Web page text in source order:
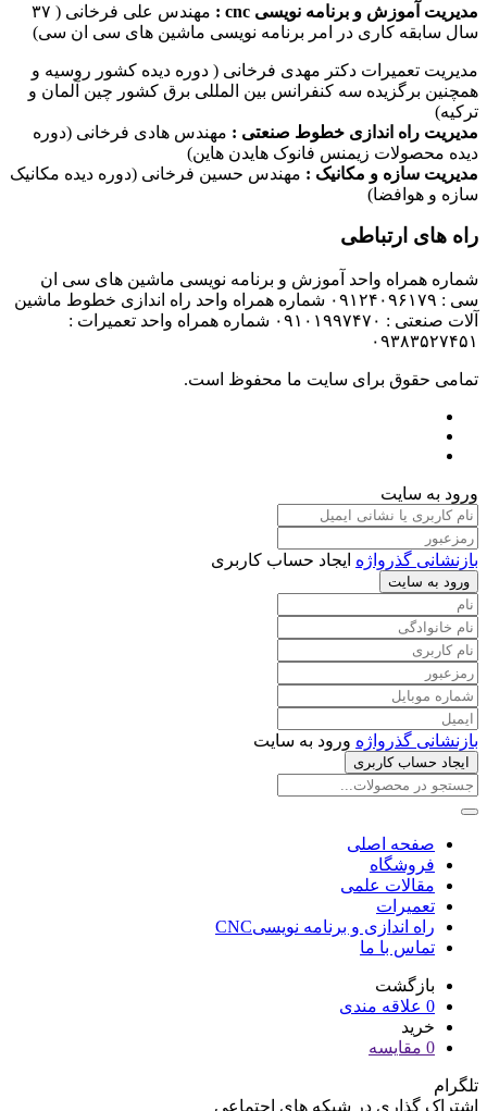
مدیریت آموزش و برنامه نویسی cnc :
مهندس علی فرخانی ( ۳۷
سال سابقه کاری در امر برنامه نویسی ماشین های سی ان سی)
مدیریت تعمیرات دکتر مهدی فرخانی ( دوره دیده کشور روسیه و
همچنین برگزیده سه کنفرانس بین المللی برق کشور چین آلمان و
ترکیه)
مدیریت راه اندازی خطوط صنعتی : مهندس هادی فرخانی (دوره
دیده محصولات زیمنس فانوک هایدن هاین)
مدیریت سازه و مکانیک : مهندس حسین فرخانی (دوره دیده مکانیک
سازه و هوافضا)
راه های ارتباطی
شماره همراه واحد آموزش و برنامه نویسی ماشین های سی ان
سی : ۰۹۱۲۴۰۹۶۱۷۹ شماره همراه واحد راه اندازی خطوط ماشین
آلات صنعتی : ۰۹۱۰۱۹۹۷۴۷۰ شماره همراه واحد تعمیرات :
۰۹۳۸۳۵۲۷۴۵۱
تمامی حقوق برای سایت ما محفوظ است.
ورود به سایت
بازنشانی گذرواژه ایجاد حساب کاربری
ورود به سایت
بازنشانی گذرواژه ورود به سایت
ایجاد حساب کاربری
صفحه اصلی
فروشگاه
مقالات علمی
تعمیرات
راه اندازی و برنامه نویسیCNC
تماس با ما
بازگشت
0 علاقه مندی
خرید
0 مقایسه
تلگرام
اشتراک گذاری در شبکه های اجتماعی